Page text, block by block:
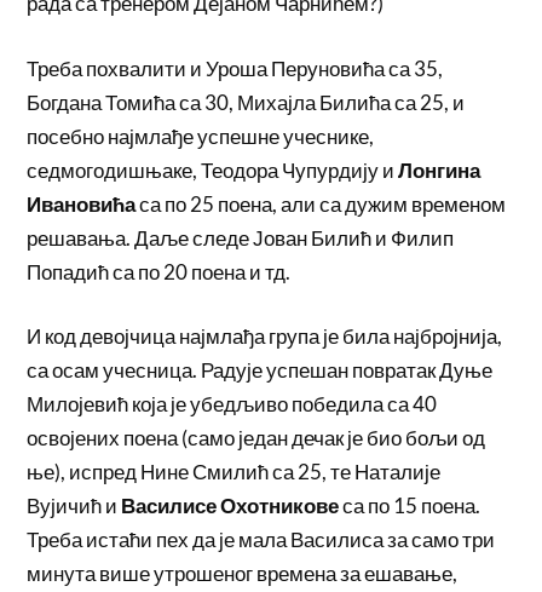
Треба похвалити и Уроша Перуновића са 35,
Богдана Томића са 30, Михајла Билића са 25, и
посебно најмлађе успешне учеснике,
седмогодишњаке, Теодора Чупурдију иЛонгина
Ивановићаса по 25 поена, али са дужим временом
решавања. Даље следе Јован Билић и Филип
Попадић са по 20 поена и тд.
И код девојчица најмлађа група је била најбројнија,
са осам учесница. Радује успешан повратак Дуње
Милојевић која је убедљиво победила са 40
освојених поена (само један дечак је био бољи од
ње), испред Нине Смилић са 25, те Наталије
Вујичић и Василисе Охотниковеса по 15 поена.
Треба истаћи пех да је мала Василиса за само три
минута више утрошеног времена за ешавање,